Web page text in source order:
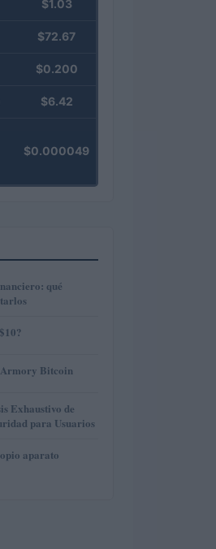
$1.03
$72.67
$0.200
$6.42
$0.000049
qué
Armory Bitcoin
Exhaustivo de
para Usuarios
aparato